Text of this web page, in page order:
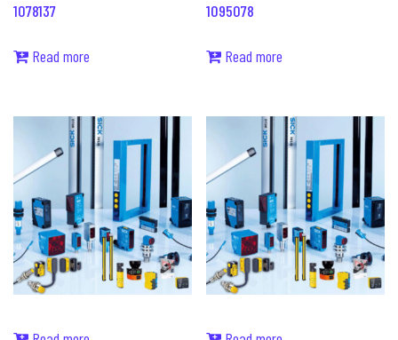
1078137
Read more
1095078
Read more